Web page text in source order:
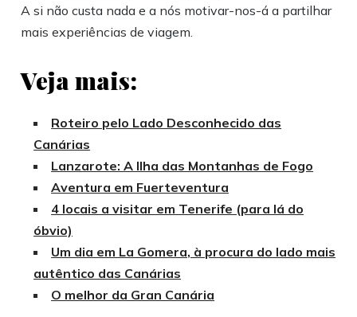
A si não custa nada e a nós motivar-nos-á a partilhar
mais experiências de viagem.
Veja mais:
Roteiro pelo Lado Desconhecido das
Canárias
Lanzarote: A Ilha das Montanhas de Fogo
Aventura em Fuerteventura
4 locais a visitar em Tenerife (para lá do
óbvio)
Um dia em La Gomera, à procura do lado mais
autêntico das Canárias
O melhor da Gran Canária